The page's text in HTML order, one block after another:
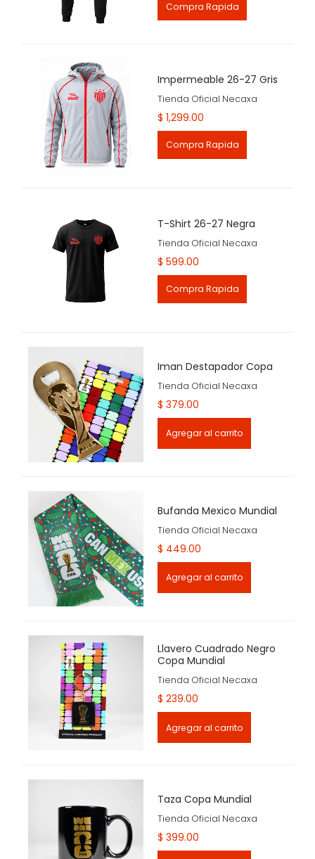
Compra Rapida
Impermeable 26-27 Gris
Tienda Oficial Necaxa
$ 1,299.00
Compra Rapida
T-Shirt 26-27 Negra
Tienda Oficial Necaxa
$ 599.00
Compra Rapida
Iman Destapador Copa
Tienda Oficial Necaxa
$ 379.00
Agregar al carrito
Bufanda Mexico Mundial
Tienda Oficial Necaxa
$ 449.00
Agregar al carrito
Llavero Cuadrado Negro
Copa Mundial
Tienda Oficial Necaxa
$ 239.00
Agregar al carrito
Taza Copa Mundial
Tienda Oficial Necaxa
$ 399.00